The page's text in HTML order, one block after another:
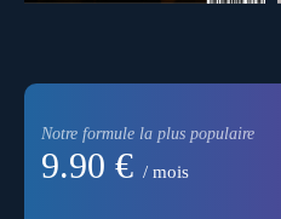
Notre formule la plus populaire
9.90 € / mois